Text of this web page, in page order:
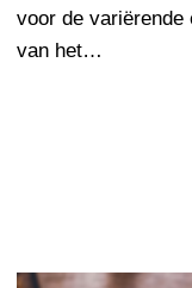
voor de
van het…